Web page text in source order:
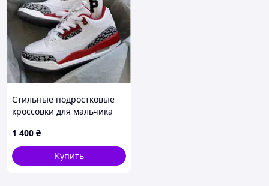
Стильные подростковые
кроссовки для мальчика
1 400 ₴
Купить